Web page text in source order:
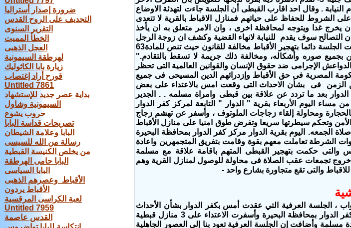
ضرورة إصدار أستراليا
التجديف على الروح القدس
التقرير السنوى
الخطأ المميت
العجل الذهبى
لهرطقة السيمونية
زيارة بابا الكاثوليك
قورح أراد إغتصاب
Untitled 7861
بداية عصر جديد للإستشهاد
السيمونية وشاول
حروب يشوع
تصريحات قداسة البابا
البابا وعلامة الشيطان
رسالة من الله للسيسى
من يخلص الكنيسة القبطية
البابا حامى الهرطقة
البابا السياسى
الأقباط وعصرهم الذهبى
الأقباط يردون
لعبة الكراسى المرقسية
Untitled 7959
القدس عاصمة
امام النيابة . وقال احد اقارب القبطى أن الجلسة جاءت لتهدئة الاوضاع
الشروط للحفاظ على حياتهم فمنازل الاقباط بالقرية لا تتعدى
يخرج غدا ويتوجه لمحافظة اخرى ، وان الامر متعلق به ان يأخذ
التصالح سوف يقدم للنيابة لانهاء القضية وكشف ان زوجة الرجل
المسلم ايضا تم استجوابه بالنيابة - كما حكمت الجلسة دائما بتهجير الأقباط مخالفة للقانون حيث تنص للمادة63
بجميع صوره وأشكاله، ومخالفة ذلك جريمة لا تسقط بالتقادم."
الإجرامى ضد حقوق الإنسان والقوانين العالمية التى تحظر
المصرية فى حق الأقباط وإزدرائهم الدين المسيحى فى جميع
الزمن فى بشأن الاحداث التى وقعت امس بالاعتداء على بعض
الدوار بعد ما تردد عن علاقة بين قبطى وامراة مسلمه . . الجدير
مساء اليوم الأربعاء بقرية " الدوار " التابعة لمركز كفر الدوار
قذفهم بالحجارة ومحاولة إلقاء زجاجات الملوتوف ، وأسفر عن تهشم زجاج
وتحكم سيطرتها سريعا وتفرض طوق امنيا على منازل الأقباط
عقب صلاة الجمعه. اليوم بقرية الدوار مركز كفر الدوار بمحافظة البحيرة
الشرطة تعاملت معهم بقوة وقامت بتفريق المتجمهرين واعادة
والتى حكمت بتهجير القبطى المتهم باقامة علاقة مع مسلمة
يمنع من خروج تجمعات عقب الصلاة فى محاولة للوصول لمنازل القرية وهم
والتى تقع متجاورة بشارع واحد -
، الجلسة العرفية التي عقدت أمس بكفر الدوار بشأن الأحداث
التي وقعت بقرية " الدوار " التابعة لمركز كفر الدوار بمحافظة البحيرة وأسفرت الاعتداء على 3 منازل قبطية
وأضافت إن الجلسة العرفية تعود بنا إلى العصور الجاهلية